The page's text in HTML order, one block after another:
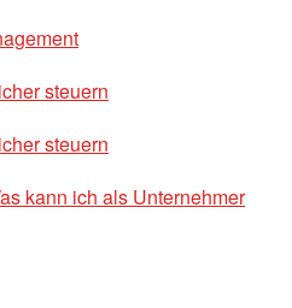
steuern
steuern
kann ich als Unternehmer